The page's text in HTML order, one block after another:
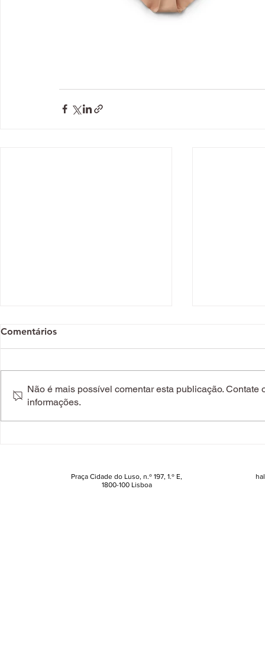
Com esta ninguém contava.
Em equipa
Comentários
Não é mais possível comentar esta publicação. Contate
informações.
Praça Cidade do Luso, n.º 197, 1.º E,
1800-100 Lisboa